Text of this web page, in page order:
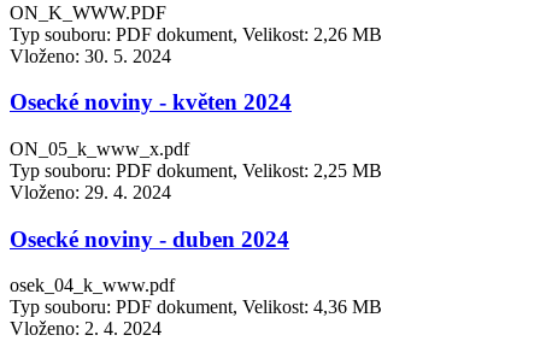
ON_K_WWW.PDF
Typ souboru: PDF dokument, Velikost: 2,26 MB
Vloženo: 30. 5. 2024
Osecké noviny - květen 2024
ON_05_k_www_x.pdf
Typ souboru: PDF dokument, Velikost: 2,25 MB
Vloženo: 29. 4. 2024
Osecké noviny - duben 2024
osek_04_k_www.pdf
Typ souboru: PDF dokument, Velikost: 4,36 MB
Vloženo: 2. 4. 2024